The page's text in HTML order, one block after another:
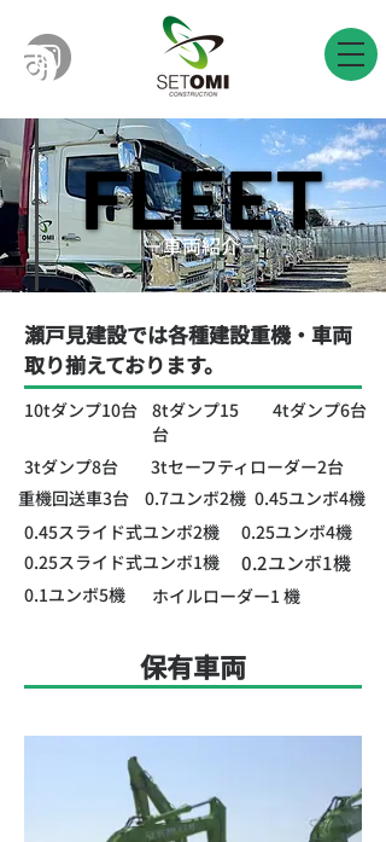
FLEET
FLEET
​－車両紹介－
瀬戸見建設では各種建設重機・車両
取り揃えております。
10tダンプ10台 8tダンプ15
台
4tダンプ6台
3tダンプ8台
重機回送車3台​
3tセーフティローダー2台
​0.7ユンボ2機0.45ユンボ4機
0.45スライド式ユンボ2機
0.25ユンボ4機​
0.25スライド式ユンボ1機
0.2ユンボ1機
0.1ユンボ5機 ホイルローダー1 機
​保有車両